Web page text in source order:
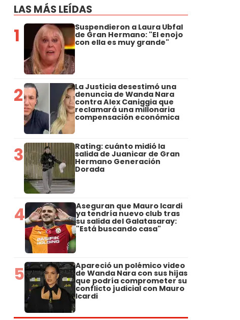
LAS MÁS LEÍDAS
1 Suspendieron a Laura Ubfal
de Gran Hermano: "El enojo
con ella es muy grande"
2 La Justicia desestimó una
denuncia de Wanda Nara
contra Alex Caniggia que
reclamará una millonaria
compensación económica
3 Rating: cuánto midió la
salida de Juanicar de Gran
Hermano Generación
Dorada
4 Aseguran que Mauro Icardi
ya tendría nuevo club tras
su salida del Galatasaray:
"Está buscando casa"
5 Apareció un polémico video
de Wanda Nara con sus hijas
que podría comprometer su
conflicto judicial con Mauro
Icardi